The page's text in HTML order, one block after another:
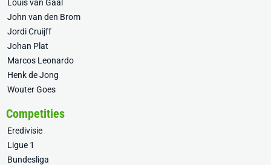
Louis van Gaal
John van den Brom
Jordi Cruijff
Johan Plat
Marcos Leonardo
Henk de Jong
Wouter Goes
Competities
Eredivisie
Ligue 1
Bundesliga